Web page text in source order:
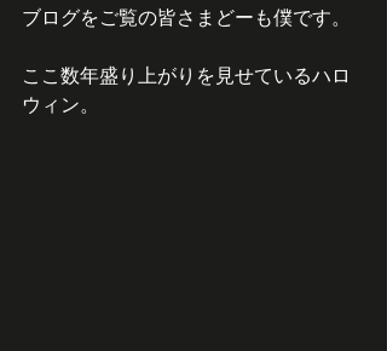
ブログをご覧の皆さまどーも僕です。
ここ数年盛り上がりを見せているハロ
ウィン。